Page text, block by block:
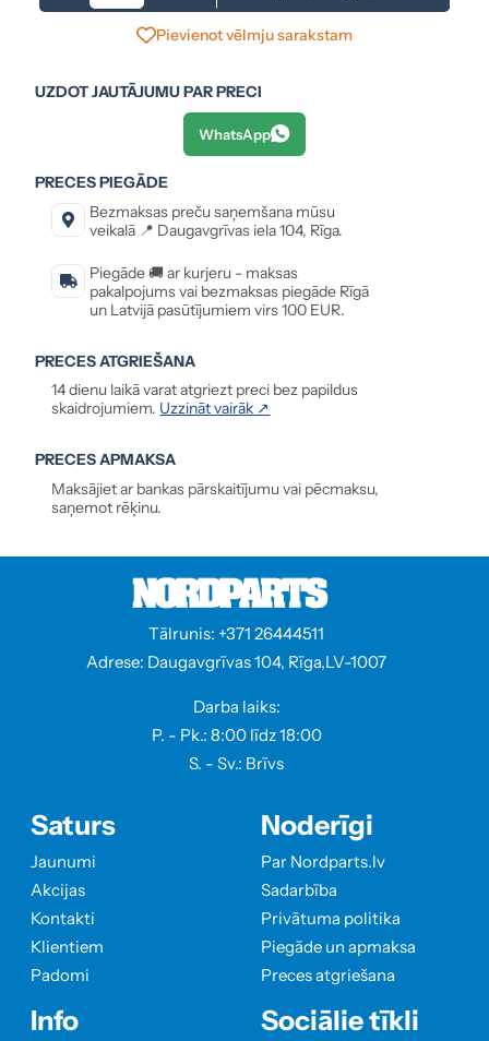
Pievienot vēlmju sarakstam
UZDOT JAUTĀJUMU PAR PRECI
WhatsApp
PRECES PIEGĀDE
Bezmaksas preču saņemšana mūsu
veikalā 📍 Daugavgrīvas iela 104, Rīga.
Piegāde 🚚 ar kurjeru - maksas
pakalpojums vai bezmaksas piegāde Rīgā
un Latvijā pasūtījumiem virs 100 EUR.
PRECES ATGRIEŠANA
14 dienu laikā varat atgriezt preci bez papildus
skaidrojumiem. Uzzināt vairāk ↗
PRECES APMAKSA
Maksājiet ar bankas pārskaitījumu vai pēcmaksu,
saņemot rēķinu.
Tālrunis: +371 26444511
Adrese: Daugavgrīvas 104, Rīga,LV-1007
Darba laiks:
P. - Pk.: 8:00 līdz 18:00
S. - Sv.: Brīvs
Saturs
Jaunumi
Akcijas
Kontakti
Klientiem
Padomi
Info
Noderīgi
Par Nordparts.lv
Sadarbība
Privātuma politika
Piegāde un apmaksa
Preces atgriešana
Sociālie tīkli